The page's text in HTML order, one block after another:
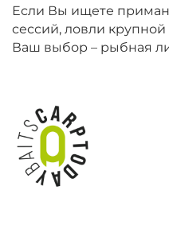
Вкус:
Если Вы ищете
сессий, ловли
Ваш выбор – рыбная